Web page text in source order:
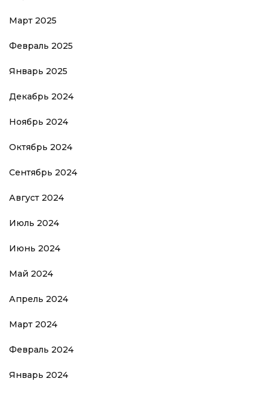
Март 2025
Февраль 2025
Январь 2025
Декабрь 2024
Ноябрь 2024
Октябрь 2024
Сентябрь 2024
Август 2024
Июль 2024
Июнь 2024
Май 2024
Апрель 2024
Март 2024
Февраль 2024
Январь 2024